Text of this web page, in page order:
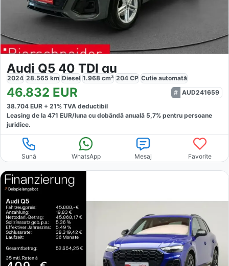
Audi Q5 40 TDI qu
2024 28.565 km Diesel 1.968 cm³ 204 CP Cutie automată
46.832 EUR
AUD241659
38.704 EUR + 21% TVA deductibil
Leasing de la 471 EUR/luna cu dobăndă anuală 5,7% pentru persoane
juridice.
Sună WhatsApp Mesaj Favorite